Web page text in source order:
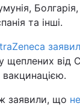
Болгарія,
та інші.
щеплених від
вакцинацією.
заявили, що